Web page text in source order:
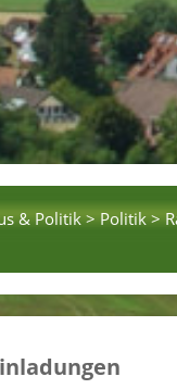
& Politik > Politik >